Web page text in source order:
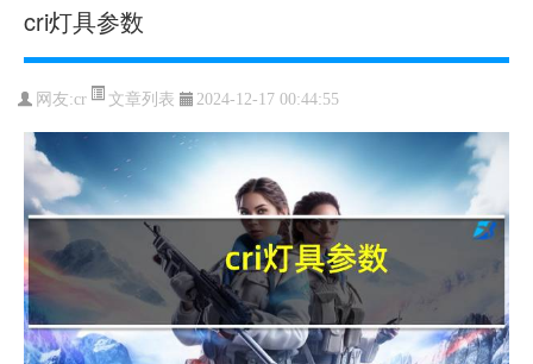
cri灯具参数
网友:cr 文章列表 2024-12-17 00:44:55